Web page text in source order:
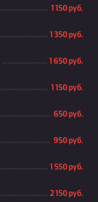
1 150 руб.
1 350 руб.
1 650 руб.
1 150 руб.
650 руб.
950 руб.
1 550 руб.
2 150 руб.